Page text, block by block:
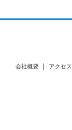
会社概要 アクセス